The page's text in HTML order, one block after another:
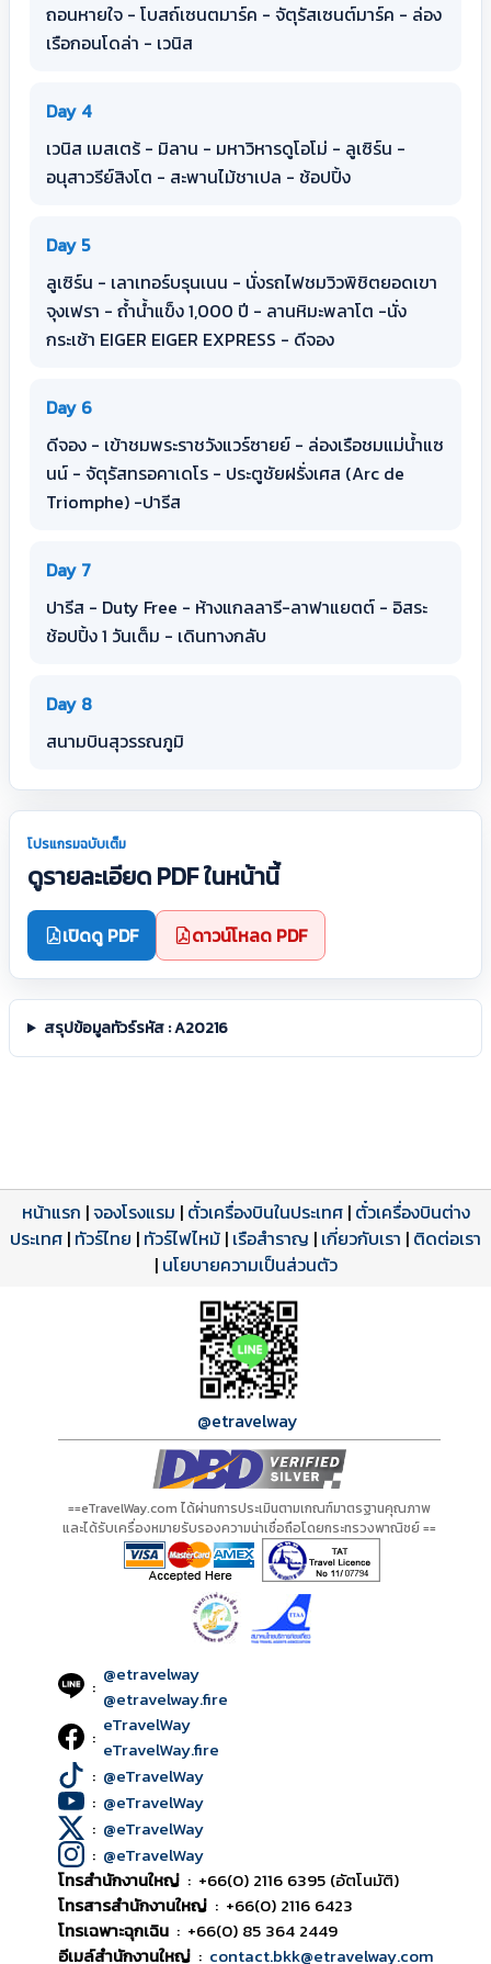
ถอนหายใจ - โบสถ์เซนตมาร์ค - จัตุรัสเซนต์มาร์ค - ล่อง
เรือกอนโดล่า - เวนิส
Day 4
เวนิส เมสเตร้ - มิลาน - มหาวิหารดูโอโม่ - ลูเซิร์น -
อนุสาวรีย์สิงโต - สะพานไม้ชาเปล - ช้อปปิ้ง
Day 5
ลูเซิร์น - เลาเทอร์บรุนเนน - นั่งรถไฟชมวิวพิชิตยอดเขา
จุงเฟรา - ถ้ำน้ำแข็ง 1,000 ปี - ลานหิมะพลาโต -นั่ง
กระเช้า EIGER EIGER EXPRESS - ดีจอง
Day 6
ดีจอง - เข้าชมพระราชวังแวร์ซายย์ - ล่องเรือชมแม่น้ำแซ
นน์ - จัตุรัสทรอคาเดโร - ประตูชัยฝรั่งเศส (Arc de
Triomphe) -ปารีส
Day 7
ปารีส - Duty Free - ห้างแกลลารี-ลาฟาแยตต์ - อิสระ
ช้อปปิ้ง 1 วันเต็ม - เดินทางกลับ
Day 8
สนามบินสุวรรณภูมิ
โปรแกรมฉบับเต็ม
ดูรายละเอียด PDF ในหน้านี้
เปิดดู PDF ดาวน์โหลด PDF
สรุปข้อมูลทัวร์รหัส : A20216
โปรแกรมทัวร์
ดาวน์โหลด PDF
รีวิวลูกค้าจริง
รีวิวจาก eTravelWay
เปิดหน้าเต็ม
ใบอนุญาตนำเที่ยว
เลขที่ 11/11450
เปิดหน้าเต็ม
หน้าแรก |จองโรงแรม | ตั๋วเครื่องบินในประเทศ| ตั๋วเครื่องบินต่าง
ประเทศ | ทัวร์ไทย | ทัวร์ไฟไหม้ | เรือสำราญ | เกี่ยวกับเรา | ติดต่อเรา
| นโยบายความเป็นส่วนตัว
@etravelway
==eTravelWay.com ได้ผ่านการประเมินตามเกณฑ์มาตรฐานคุณภาพ
และได้รับเครื่องหมายรับรองความน่าเชื่อถือโดยกระทรวงพาณิชย์ ==
: @etravelway
@etravelway.fire
: eTravelWay
eTravelWay.fire
: @eTravelWay
: @eTravelWay
: @eTravelWay
: @eTravelWay
โทรสำนักงานใหญ่ : +66(0) 2116 6395 (อัตโนมัติ)
โทรสารสำนักงานใหญ่ : +66(0) 2116 6423
โทรเฉพาะฉุกเฉิน : +66(0) 85 364 2449
อีเมล์สำนักงานใหญ่ : contact.bkk@etravelway.com